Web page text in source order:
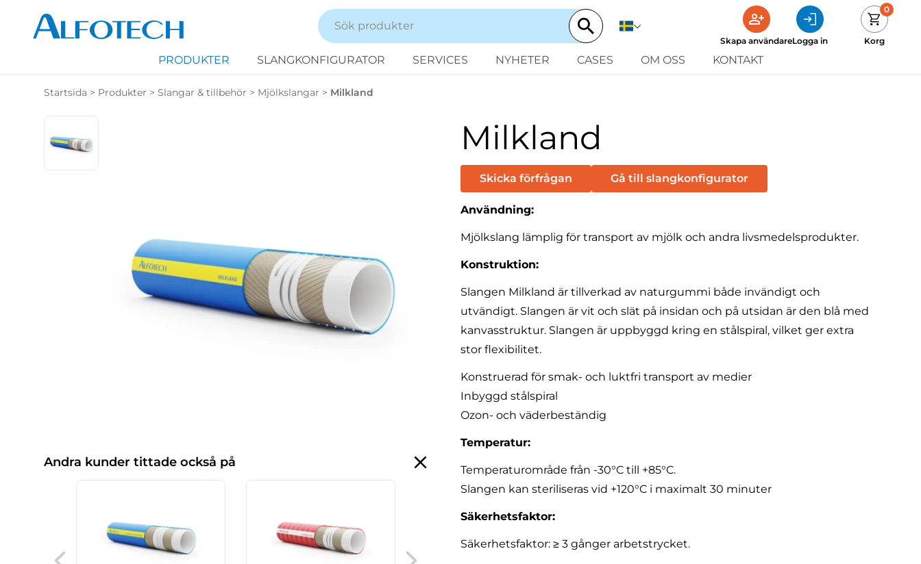
Skapa användareLogga in
0
Korg
PRODUKTER SLANGKONFIGURATOR SERVICES NYHETER CASES OM OSS KONTAKT
Startsida > Produkter > Slangar & tillbehör > Mjölkslangar > Milkland
Andra kunder tittade också på
Oily Food/SPL
Milkland
Skicka förfrågan Gå till slangkonfigurator
Användning:
Mjölkslang lämplig för transport av mjölk och andra livsmedelsprodukter.
Konstruktion:
Slangen Milkland är tillverkad av naturgummi både invändigt och
utvändigt. Slangen är vit och slät på insidan och på utsidan är den blå med
kanvasstruktur. Slangen är uppbyggd kring en stålspiral, vilket ger extra
stor flexibilitet.
Konstruerad för smak- och luktfri transport av medier
Inbyggd stålspiral
Ozon- och väderbeständig
Temperatur:
Temperaturområde från -30°C till +85°C.
Slangen kan steriliseras vid +120°C i maximalt 30 minuter
Säkerhetsfaktor:
Säkerhetsfaktor: ≥ 3 gånger arbetstrycket.